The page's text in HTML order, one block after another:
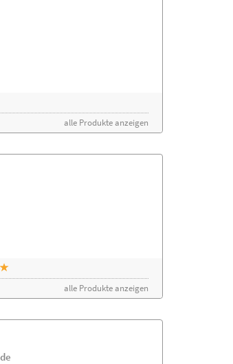
alle Produkte anzeigen
alle Produkte anzeigen